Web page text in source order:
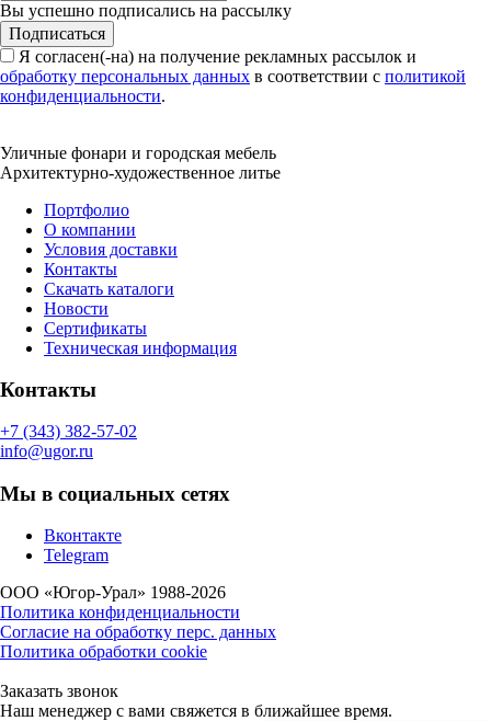
Вы успешно подписались на рассылку
Подписаться
Я согласен(-на) на получение рекламных рассылок и
обработку персональных данных в соответствии с политикой
конфиденциальности.
Уличные фонари и городская мебель
Архитектурно-художественное литье
Портфолио
О компании
Условия доставки
Контакты
Скачать каталоги
Новости
Сертификаты
Техническая информация
Контакты
+7 (343) 382-57-02
info@ugor.ru
Мы в социальных сетях
Вконтакте
Telegram
ООО «Югор-Урал» 1988-2026
Политика конфиденциальности
Согласие на обработку перс. данных
Политика обработки cookie
Заказать звонок
Наш менеджер с вами свяжется в ближайшее время.